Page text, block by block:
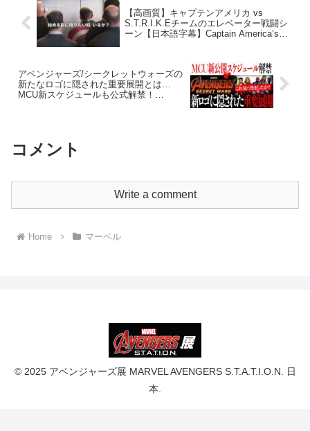
【高画質】キャプテンアメリカ vs
S.T.R.I.K.Eチームのエレベーター戦闘シ
ーン【日本語字幕】Captain America’s
アベンジャーズ/シークレットウォーズの
新たなロゴに隠された重要展開とは…
MCU新スケジュールも公式解禁！
コメント
Write a comment
Home マーベル
© 2025 アベンジャーズ展 MARVEL AVENGERS S.T.A.T.I.O.N. 日
本.